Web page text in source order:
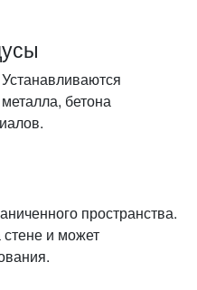
бетона
пространства.
стене и может